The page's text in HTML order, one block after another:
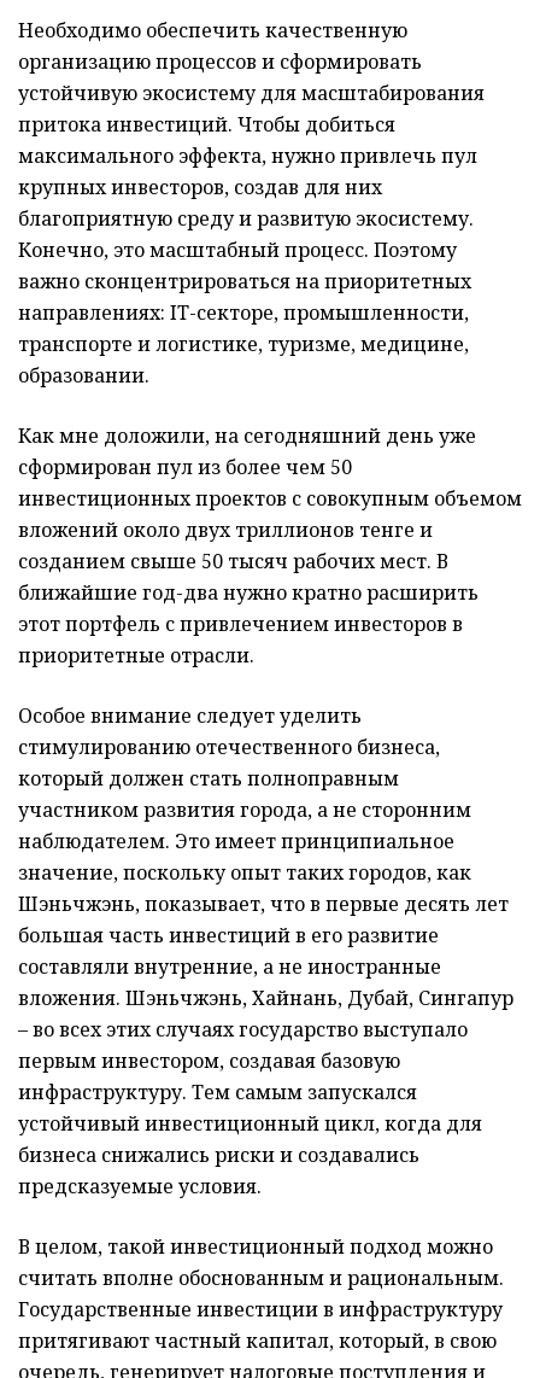
Необходимо обеспечить качественную
организацию процессов и сформировать
устойчивую экосистему для масштабирования
притока инвестиций. Чтобы добиться
максимального эффекта, нужно привлечь пул
крупных инвесторов, создав для них
благоприятную среду и развитую экосистему.
Конечно, это масштабный процесс. Поэтому
важно сконцентрироваться на приоритетных
направлениях: IT-секторе, промышленности,
транспорте и логистике, туризме, медицине,
образовании.
Как мне доложили, на сегодняшний день уже
сформирован пул из более чем 50
инвестиционных проектов с совокупным объемом
вложений около двух триллионов тенге и
созданием свыше 50 тысяч рабочих мест. В
ближайшие год-два нужно кратно расширить
этот портфель с привлечением инвесторов в
приоритетные отрасли.
Особое внимание следует уделить
стимулированию отечественного бизнеса,
который должен стать полноправным
участником развития города, а не сторонним
наблюдателем. Это имеет принципиальное
значение, поскольку опыт таких городов, как
Шэньчжэнь, показывает, что в первые десять лет
большая часть инвестиций в его развитие
составляли внутренние, а не иностранные
вложения. Шэньчжэнь, Хайнань, Дубай, Сингапур
– во всех этих случаях государство выступало
первым инвестором, создавая базовую
инфраструктуру. Тем самым запускался
устойчивый инвестиционный цикл, когда для
бизнеса снижались риски и создавались
предсказуемые условия.
В целом, такой инвестиционный подход можно
считать вполне обоснованным и рациональным.
Государственные инвестиции в инфраструктуру
притягивают частный капитал, который, в свою
очередь, генерирует налоговые поступления и